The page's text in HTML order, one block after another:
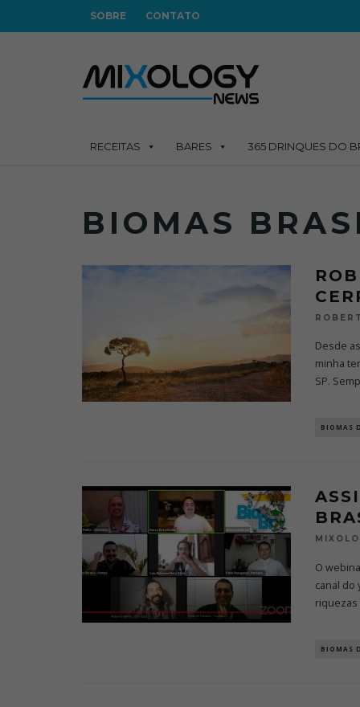
SOBRE CONTATO
RECEITAS BARES 365 DRINQUES DO
BIOMAS
Desde
minha
SP. Semp
BIOMAS
O
canal do
riquezas
BIOMAS